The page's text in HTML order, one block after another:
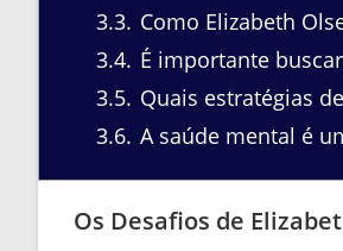
3.3 Como Elizabeth
3.4 É importante
3.5 Quais estratégias
3.6 A saúde mental é
Os Desafios de